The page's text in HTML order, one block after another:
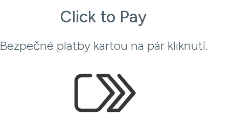
Click to Pay
Bezpečné platby kartou na pár kliknutí.